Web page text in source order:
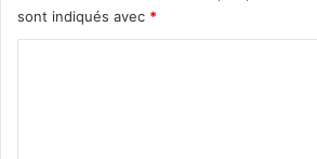
sont indiqués avec *